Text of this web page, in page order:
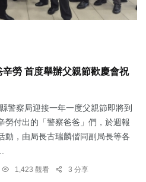
勞 首度舉辦父親節歡慶會祝
警察局迎接一年一度父親節即將到
勞付出的「警察爸爸」們，於週報
動，由局長古瑞麟偕同副局長等各
1,423 觀看 3 分享